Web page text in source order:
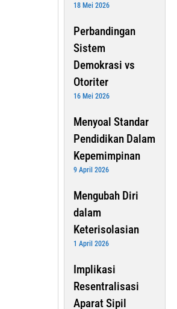
18 Mei 2026
Perbandingan
Sistem
Demokrasi vs
Otoriter
16 Mei 2026
Menyoal Standar
Pendidikan Dalam
Kepemimpinan
9 April 2026
Mengubah Diri
dalam
Keterisolasian
1 April 2026
Implikasi
Resentralisasi
Aparat Sipil